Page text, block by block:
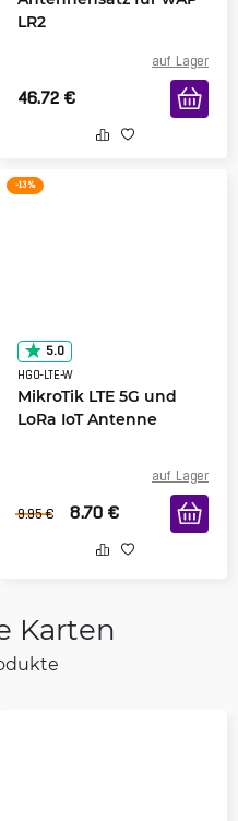
LR2
auf Lager
46.72 €
-13 %
5.0
HGO-LTE-W
MikroTik LTE 5G und
LoRa IoT Antenne
auf Lager
9.95 € 8.70 €
Karten